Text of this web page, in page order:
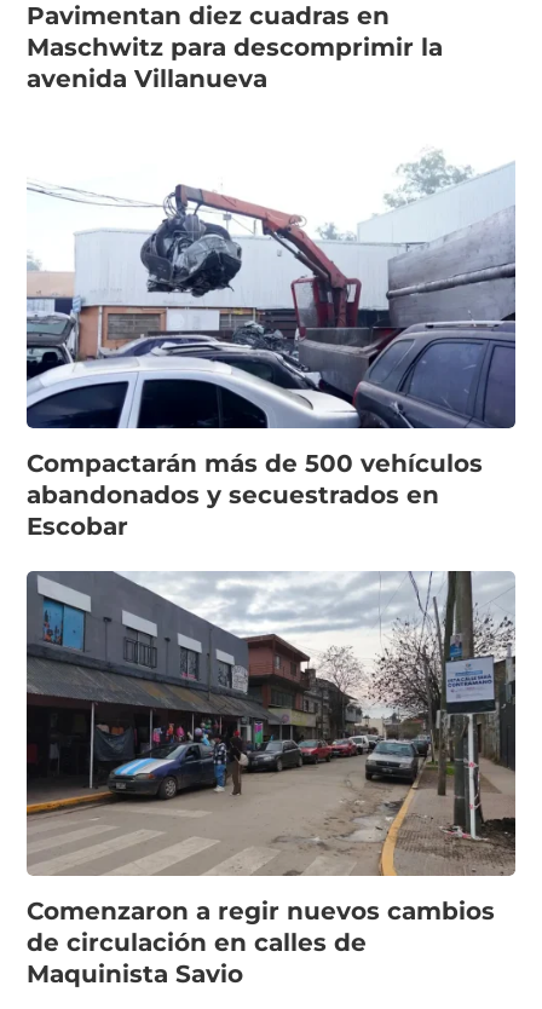
Pavimentan diez cuadras en
Maschwitz para descomprimir la
avenida Villanueva
Compactarán más de 500 vehículos
abandonados y secuestrados en
Escobar
Comenzaron a regir nuevos cambios
de circulación en calles de
Maquinista Savio